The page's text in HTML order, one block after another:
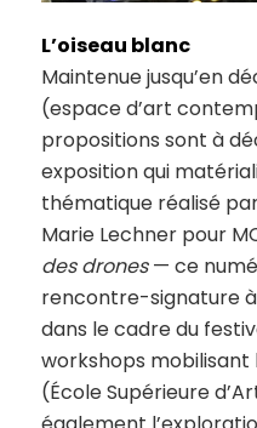
L’oiseau blanc
Maintenue jusqu’en
(espace d’art
propositions sont à
exposition qui
thématique réalisé
Marie Lechner pour
des drones— ce
rencontre-signature à
dans le cadre du
workshops mobilisant
(École Supérieure